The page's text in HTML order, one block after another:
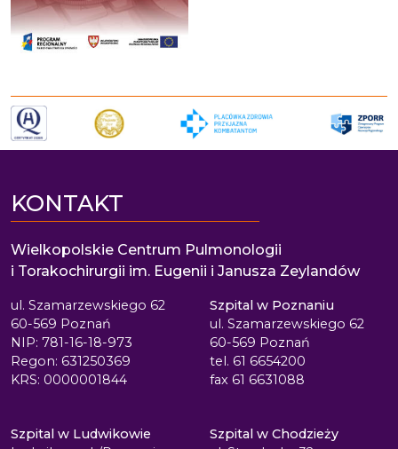
KONTAKT
Wielkopolskie Centrum Pulmonologii
i Torakochirurgii im. Eugenii i Janusza Zeylandów
ul. Szamarzewskiego 62
60-569 Poznań
NIP: 781-16-18-973
Regon: 631250369
KRS: 0000001844
Szpital w Poznaniu
ul. Szamarzewskiego 62
60-569 Poznań
tel. 61 6654200
fax 61 6631088
Szpital w Ludwikowie
Szpital w Chodzieży